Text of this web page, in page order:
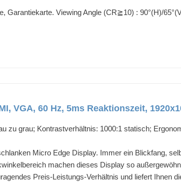
Garantiekarte. Viewing Angle (CR≧10) : 90°(H)/
VGA, 60 Hz, 5ms Reaktionszeit,
zu grau; Kontrastverhältnis: 1000:1 statisch;
Micro Edge Display. Immer ein Blickfang,
machen dieses Display so
Preis-Leistungs-Verhältnis und liefert Ihnen